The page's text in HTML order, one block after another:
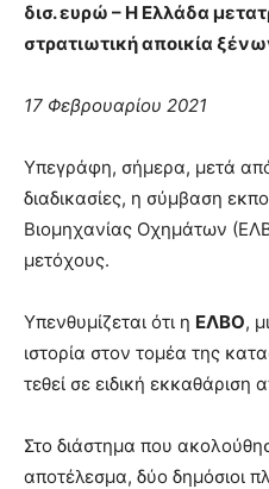
δισ. ευρώ – Η Ελλάδα
στρατιωτική αποικία
17 Φεβρουαρίου 2021
Υπεγράφη, σήμερα, μετά
διαδικασίες, η σύμβαση
Βιομηχανίας Οχημάτων
μετόχους.
Υπενθυμίζεται ότι η ΕΛΒΟ,
ιστορία στον τομέα της
τεθεί σε ειδική εκκαθάριση
Στο διάστημα που
αποτέλεσμα, δύο δημόσιοι